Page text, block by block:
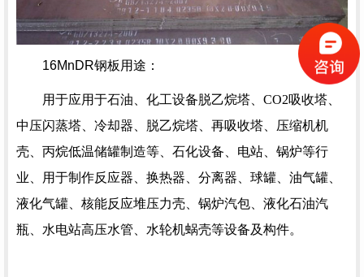
16MnDR钢板用途 ：
用于应用于石油、化工设备脱乙烷塔、CO2吸收塔、
中压闪蒸塔、冷却器、脱乙烷塔、再吸收塔、压缩机机
壳、丙烷低温储罐制造等、石化设备、电站、锅炉等行
业、用于制作反应器、换热器、分离器、球罐、油气罐、
液化气罐、核能反应堆压力壳、锅炉汽包、液化石油汽
瓶、水电站高压水管、水轮机蜗壳等设备及构件。